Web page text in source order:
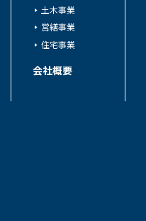
土木事業
営繕事業
住宅事業
会社概要